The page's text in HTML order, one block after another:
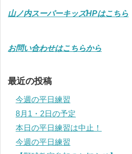
山ノ内スーパーキッズHPはこちら
お問い合わせはこちらから
最近の投稿
今週の平日練習
8月1・2日の予定
本日の平日練習は中止！
今週の平日練習